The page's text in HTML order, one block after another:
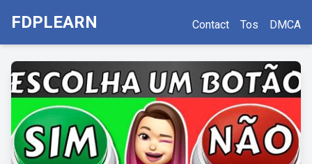
FDPLEARN Contact Tos DMCA